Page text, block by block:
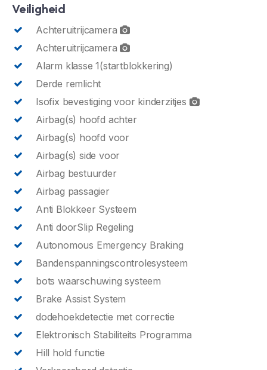
Veiligheid
Achteruitrijcamera
Achteruitrijcamera
Alarm klasse 1(startblokkering)
Derde remlicht
Isofix bevestiging voor kinderzitjes
Airbag(s) hoofd achter
Airbag(s) hoofd voor
Airbag(s) side voor
Airbag bestuurder
Airbag passagier
Anti Blokkeer Systeem
Anti doorSlip Regeling
Autonomous Emergency Braking
Bandenspanningscontrolesysteem
bots waarschuwing systeem
Brake Assist System
dodehoekdetectie met correctie
Elektronisch Stabiliteits Programma
Hill hold functie